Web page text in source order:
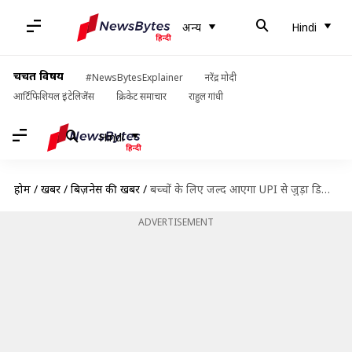
अन्य Hindi
चर्चित विषय #NewsBytesExplainer
नरेंद्र मोदी
आर्टिफिशियल इंटेलिजेंस
क्रिकेट समाचार राहुल गांधी
Hindi
होम / खबरें / बिज़नेस की खबरें / बच्चों के लिए जल्द आएगा UPI से जुड़ा डिजिटल वॉलेट, RBI ने दी मंजूरी
ADVERTISEMENT